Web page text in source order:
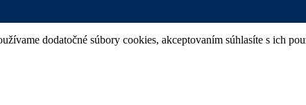
dodatočné súbory cookies, akceptovaním súhlasíte s ich